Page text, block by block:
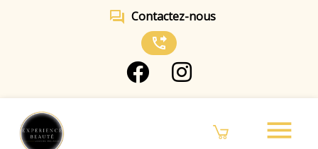
forum Contactez-nous
phone_forwarded
menu